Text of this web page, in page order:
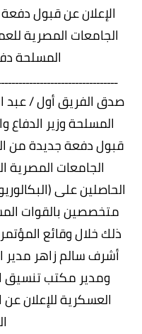
الإعلان عن قبول
الجامعات المصرية
المسلحة دفعة
صدق الفريق أول / عبد
المسلحة وزير الدفاع
قبول دفعة جديدة من
الجامعات المصرية
الحاصلين على
ذلك خلال وقائع
أشرف سالم زاهر مدير
ومدير مكتب تنسيق
العسكرية للإعلان